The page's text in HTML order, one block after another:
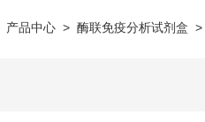
产品中心> 酶联免疫分析试剂盒